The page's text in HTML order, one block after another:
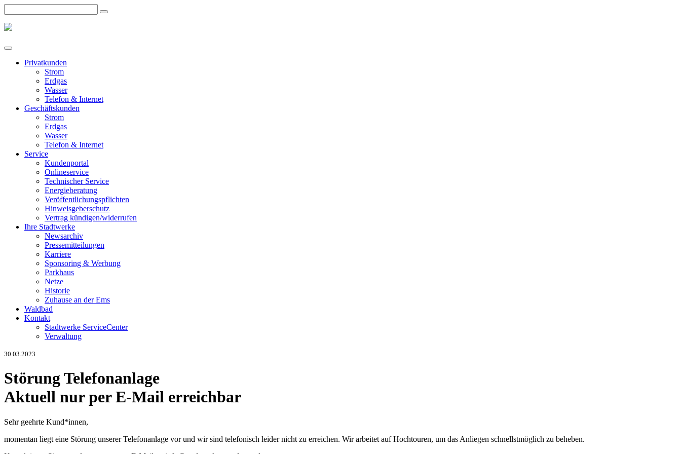
Privatkunden
Strom
Erdgas
Wasser
Telefon & Internet
Geschäftskunden
Strom
Erdgas
Wasser
Telefon & Internet
Service
Kundenportal
Onlineservice
Technischer Service
Energieberatung
Veröffentlichungspflichten
Hinweisgeberschutz
Vertrag kündigen/widerrufen
Ihre Stadtwerke
Newsarchiv
Pressemitteilungen
Karriere
Sponsoring & Werbung
Parkhaus
Netze
Historie
Zuhause an der Ems
Waldbad
Kontakt
Stadtwerke ServiceCenter
Verwaltung
30.03.2023
Störung Telefonanlage
Aktuell nur per E-Mail erreichbar
Sehr geehrte Kund*innen,
momentan liegt eine Störung unserer Telefonanlage vor und wir sind telefonisch leider nicht zu erreichen. Wir arbeitet auf Hochtouren, um das Anliegen schnellstmöglich zu beheben.